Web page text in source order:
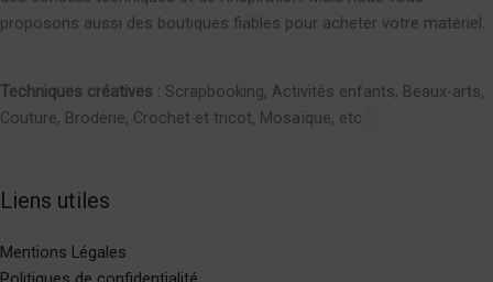
proposons aussi des boutiques fiables pour acheter votre matériel.
Techniques créatives : Scrapbooking, Activités enfants, Beaux-arts,
Couture, Broderie, Crochet et tricot, Mosaïque, etc.
Liens utiles
Mentions Légales